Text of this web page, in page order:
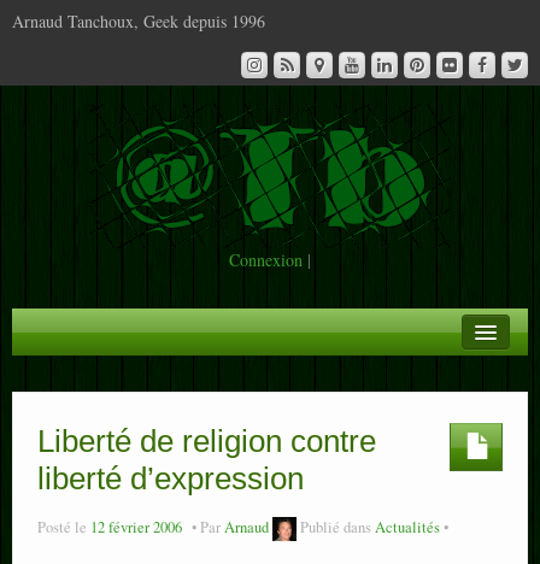
Arnaud Tanchoux, Geek depuis 1996
Connexion |
Infos
Contact
Liberté de religion contre
liberté d’expression
Posté le 12 février 2006 ParArnaud Publié dansActualités